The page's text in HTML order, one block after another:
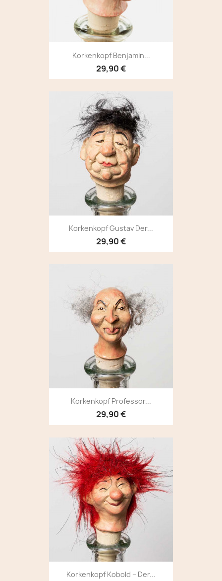
Korkenkopf Benjamin...
29,90 €
Korkenkopf Gustav Der...
29,90 €
Korkenkopf Professor...
29,90 €
Korkenkopf Kobold – Der...